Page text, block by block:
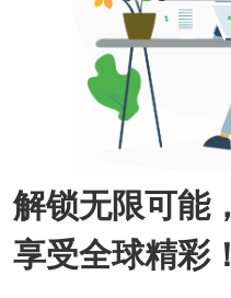
解锁无限可能，
享受全球精彩！